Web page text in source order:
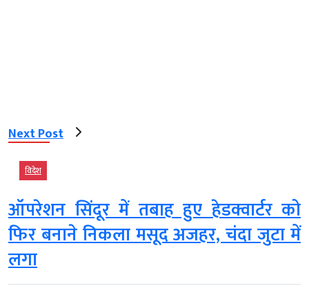
Next Post
विदेश
ऑपरेशन सिंदूर में तबाह हुए हेडक्वार्टर को
फिर बनाने निकला मसूद अजहर, चंदा जुटा में
लगा